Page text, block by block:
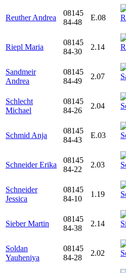
Reuther Andrea
08145
84-48
E.08
Riepl Maria
08145
84-30
2.14
Sandmeir
Andrea
08145
84-49
2.07
Schlecht
Michael
08145
84-26
2.04
Schmid Anja
08145
84-43
E.03
Schneider Erika
08145
84-22
2.03
Schneider
Jessica
08145
84-10
1.19
Sieber Martin
08145
84-38
2.14
Soldan
Yauheniya
08145
84-28
2.02